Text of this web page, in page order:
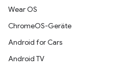
Wear OS
ChromeOS-Geräte
Android for Cars
Android TV